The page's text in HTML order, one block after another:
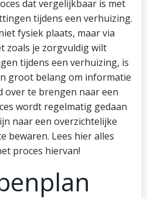
dat vergelijkbaar is met
tijdens een verhuizing.
fysiek plaats, maar via
zoals je zorgvuldig wilt
tijdens een verhuizing, is
groot belang om informatie
over te brengen naar een
wordt regelmatig gedaan
naar een overzichtelijke
bewaren. Lees hier alles
proces hiervan!